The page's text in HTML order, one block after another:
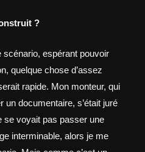
?
scénario, espérant pouvoir
quelque chose d’assez
rapide. Mon monteur, qui
un documentaire, s’était juré
se voyait pas passer une
interminable, alors je me